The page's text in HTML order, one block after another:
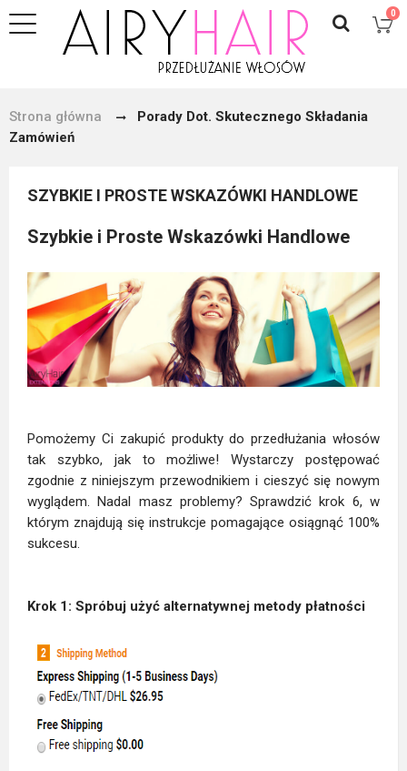
0
Strona główna
Porady Dot. Skutecznego Składania
Zamówień
SZYBKIE I PROSTE WSKAZÓWKI HANDLOWE
Szybkie i Proste Wskazówki Handlowe
Pomożemy Ci zakupić produkty do przedłużania włosów
tak szybko, jak to możliwe! Wystarczy postępować
zgodnie z niniejszym przewodnikiem i cieszyć się nowym
wyglądem. Nadal masz problemy? Sprawdzić krok 6, w
którym znajdują się instrukcje pomagające osiągnąć 100%
sukcesu.
Krok 1: Spróbuj użyć alternatywnej metody płatności